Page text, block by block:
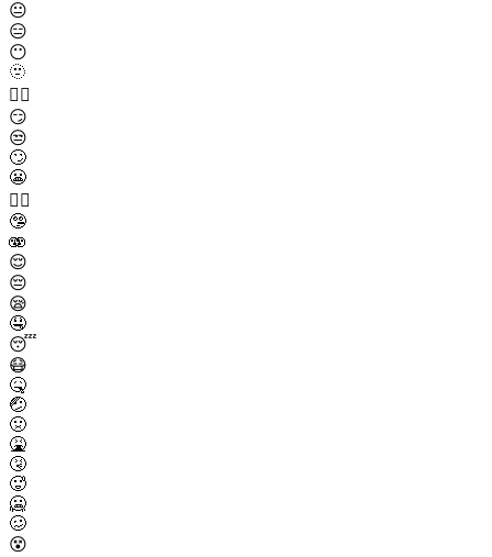
😐
😑
😶
🫥
😶‍🌫️
😏
😒
🙄
😬
😮‍💨
🤥
🫨
😌
😔
😪
🤤
😴
😷
🤒
🤕
🤢
🤮
🤧
🥵
🥶
🥴
😵